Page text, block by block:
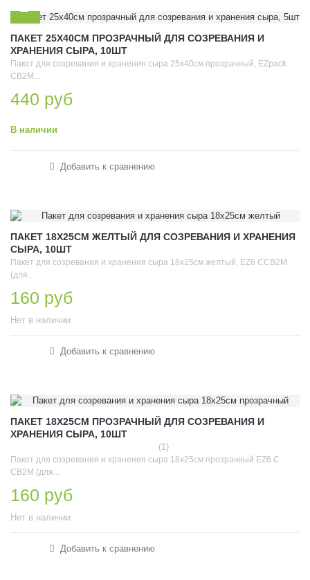
ПАКЕТ 25Х40СМ ПРОЗРАЧНЫЙ ДЛЯ СОЗРЕВАНИЯ И
ХРАНЕНИЯ СЫРА, 10ШТ
Пакет для созревания и хранения сыра 25х40см прозрачный, EZpack
СВ2М...
440 руб
В наличии
Добавить к сравнению
ПАКЕТ 18Х25СМ ЖЕЛТЫЙ ДЛЯ СОЗРЕВАНИЯ И ХРАНЕНИЯ
СЫРА, 10ШТ
Пакет для созревания и хранения сыра 18х25см желтый, EZ6 ССВ2М
(для...
160 руб
Нет в наличии
Добавить к сравнению
ПАКЕТ 18Х25СМ ПРОЗРАЧНЫЙ ДЛЯ СОЗРЕВАНИЯ И
ХРАНЕНИЯ СЫРА, 10ШТ
(1)
Пакет для созревания и хранения сыра 18х25см прозрачный EZ6 C
CB2M (для...
160 руб
Нет в наличии
Добавить к сравнению